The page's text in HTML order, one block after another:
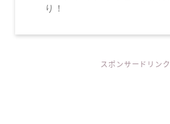
り！
スポンサードリンク